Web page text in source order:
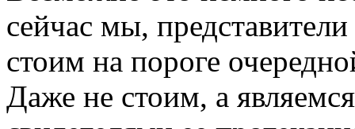
сейчас мы,
стоим на пороге
Даже не стоим, а